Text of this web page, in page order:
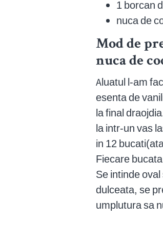
1 borcan
nuca de
Mod de
nuca de
Aluatul l-am
esenta de
la final
la intr-un vas
in 12
Fiecare
Se intinde
dulceata, se
umplutura sa